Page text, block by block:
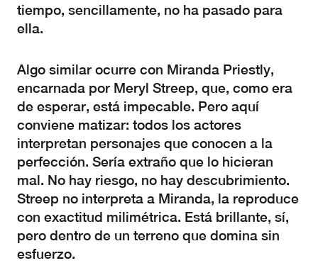
tiempo, sencillamente, no ha pasado para
ella.
Algo similar ocurre con Miranda Priestly,
encarnada por Meryl Streep, que, como era
de esperar, está impecable. Pero aquí
conviene matizar: todos los actores
interpretan personajes que conocen a la
perfección. Sería extraño que lo hicieran
mal. No hay riesgo, no hay descubrimiento.
Streep no interpreta a Miranda, la reproduce
con exactitud milimétrica. Está brillante, sí,
pero dentro de un terreno que domina sin
esfuerzo.